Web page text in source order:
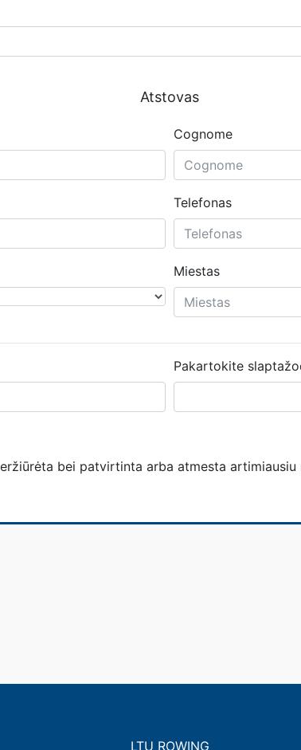
Atstovas
Cognome
Telefonas
Miestas
Pakartokite
bei patvirtinta arba atmesta
LTU ROWING